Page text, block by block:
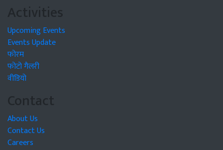
Activities
Upcoming Events
Events Update
फोरम
फोटो गैलरी
वीडियो
Contact
About Us
Contact Us
Careers